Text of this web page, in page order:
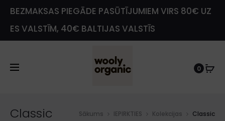
BEZMAKSAS PIEGĀDE PASŪTĪJUMIEM VIRS 80€ UZ
ES VALSTĪM, 40€ BALTIJAS VALSTĪS
0
Classic Sākums IEPIRKTIES Kolekcijas Classic